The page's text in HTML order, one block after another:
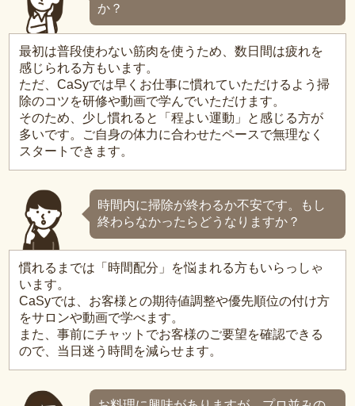
か？
最初は普段使わない筋肉を使うため、数日間は疲れを
感じられる方もいます。
ただ、CaSyでは早くお仕事に慣れていただけるよう掃
除のコツを研修や動画で学んでいただけます。
そのため、少し慣れると「程よい運動」と感じる方が
多いです。ご自身の体力に合わせたペースで無理なく
スタートできます。
時間内に掃除が終わるか不安です。もし
終わらなかったらどうなりますか？
慣れるまでは「時間配分」を悩まれる方もいらっしゃ
います。
CaSyでは、お客様との期待値調整や優先順位の付け方
をサロンや動画で学べます。
また、事前にチャットでお客様のご要望を確認できる
ので、当日迷う時間を減らせます。